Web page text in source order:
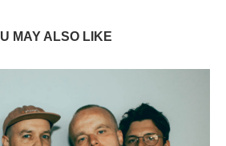
MAY ALSO LIKE